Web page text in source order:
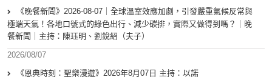
《晚餐新聞》2026-08-07｜全球溫室效應加劇，引發嚴重氣候反常與
極端天氣！各地口號式的綠色出行、減少碳排，實際又做得到嗎？｜晚
餐新聞｜主持：陳珏明、劉銳紹（夫子）
2026/08/07
《恩典時刻：聖樂漫遊》2026年8月07日 主持：以諾